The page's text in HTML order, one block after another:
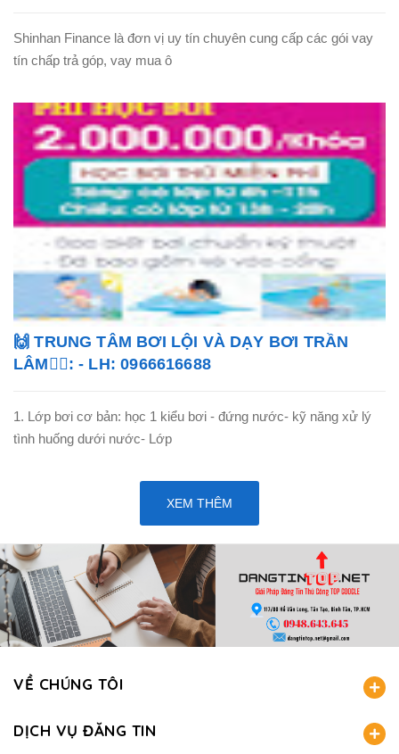
Shinhan Finance là đơn vị uy tín chuyên cung cấp các gói vay
tín chấp trả góp, vay mua ô
🙌 TRUNG TÂM BƠI LỘI VÀ DẠY BƠI TRẦN
LÂM🏊‍♂️: - LH: 0966616688
1. Lớp bơi cơ bản: học 1 kiểu bơi - đứng nước- kỹ năng xử lý
tình huống dưới nước- Lớp
XEM THÊM
VỀ CHÚNG TÔI
DỊCH VỤ ĐĂNG TIN